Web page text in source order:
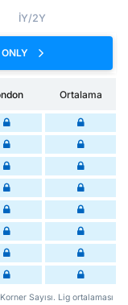
İY/2Y
Ortalama
Sayısı. Lig ortalaması